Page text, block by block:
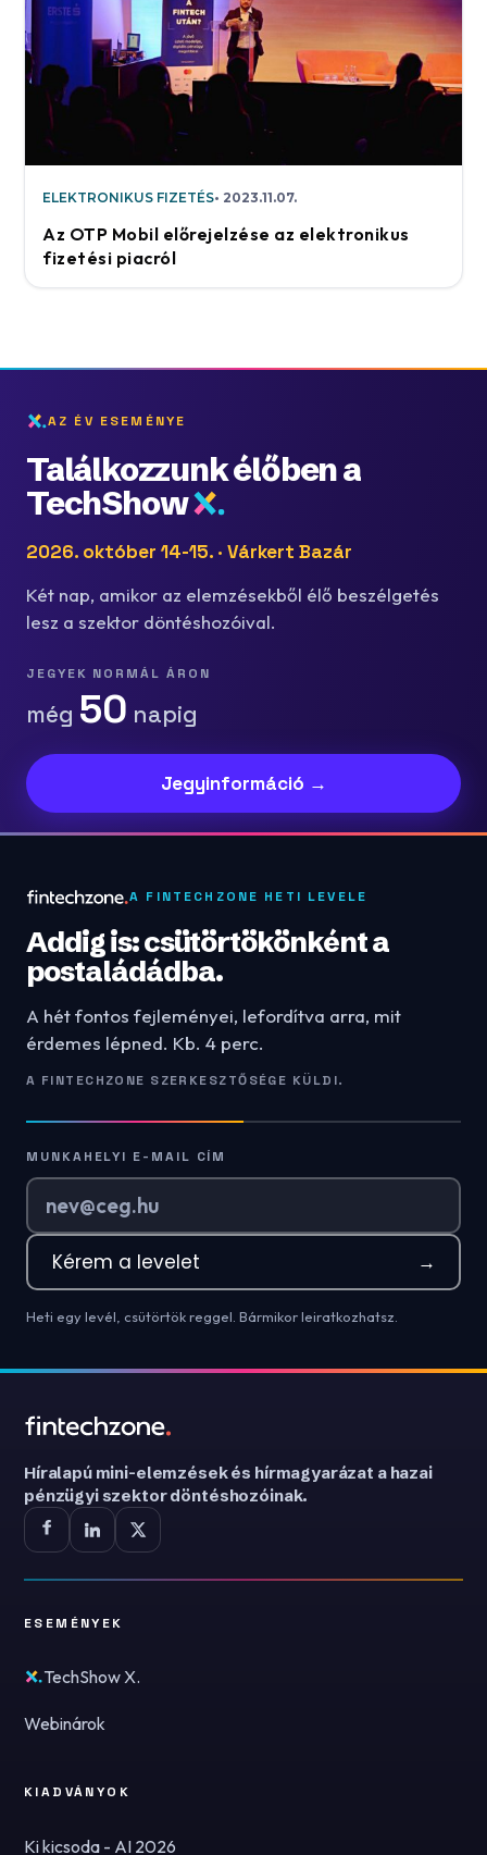
ELEKTRONIKUS FIZETÉS 2023.11.07.
Az OTP Mobil előrejelzése az elektronikus
fizetési piacról
AZ ÉV ESEMÉNYE
Találkozzunk élőben a
TechShow
2026. október 14-15. · Várkert Bazár
Két nap, amikor az elemzésekből élő beszélgetés
lesz a szektor döntéshozóival.
JEGYEK NORMÁL ÁRON
még 50 napig
Jegyinformáció →
A FINTECHZONE HETI LEVELE
Addig is: csütörtökönként a
postaládádba.
A hét fontos fejleményei, lefordítva arra, mit
érdemes lépned. Kb. 4 perc.
A FINTECHZONE SZERKESZTŐSÉGE KÜLDI.
MUNKAHELYI E-MAIL CÍM
Kérem a levelet →
Heti egy levél, csütörtök reggel. Bármikor leiratkozhatsz.
Híralapú mini-elemzések és hírmagyarázat a hazai
pénzügyi szektor döntéshozóinak.
ESEMÉNYEK
TechShow X.
Webinárok
KIADVÁNYOK
Ki kicsoda - AI 2026